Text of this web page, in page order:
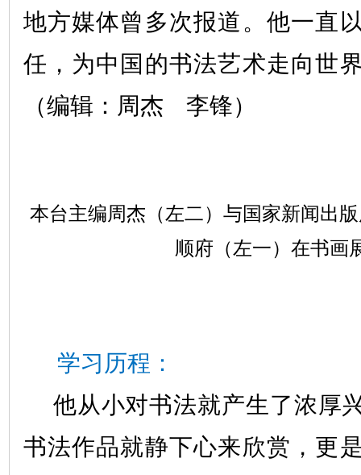
地方媒体曾多次报道。 他一直
任，为中国的书法艺术走向世
（编辑：周杰 李锋）
本台主编周杰（左二）与国家新闻出
顺府（左一）在书画
学习历程：
他从小对书法就产生了浓厚
书法作品就静下心来欣赏，更